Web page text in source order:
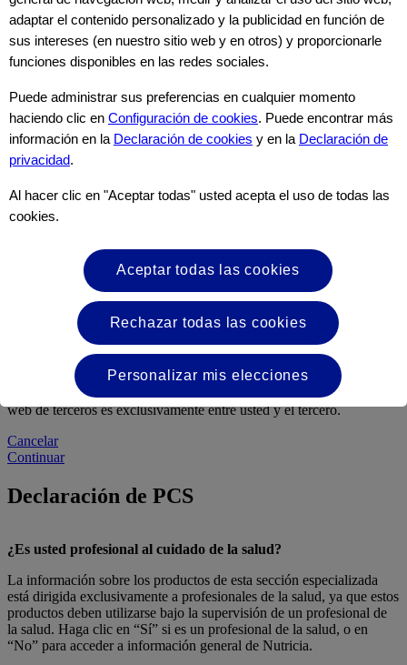
Usted está a punto de abandonar el sitio web de
Nutricia Export B.V. ("Nutricia") y acceder a un
sitio web de terceros.
Antes de continuar, queremos informarle lo siguiente:
1. El sitio web de terceros al que está accediendo no es operado ni
controlado por Nutricia.
2. Nutricia no es responsable del contenido, servicios o productos
ofrecidos en el sitio web de terceros.
3. Cualquier transacción o interacción que usted tenga en el sitio
web de terceros es exclusivamente entre usted y el tercero.
Cancelar
Continuar
Declaración de PCS
¿Es usted profesional al cuidado de la salud?
La información sobre los productos de esta sección especializada
está dirigida exclusivamente a profesionales de la salud, ya que estos
productos deben utilizarse bajo la supervisión de un profesional de
la salud. Haga clic en “Sí” si es un profesional de la salud, o en
“No” para acceder a información general de Nutricia.
adaptar el contenido personalizado y la publicidad en función de
sus intereses (en nuestro sitio web y en otros) y proporcionarle
funciones disponibles en las redes sociales.
Puede administrar sus preferencias en cualquier momento
haciendo clic en Configuración de cookies. Puede encontrar más
información en la Declaración de cookies y en la Declaración de
privacidad.
Al hacer clic en "Aceptar todas" usted acepta el uso de todas las
cookies.
Aceptar todas las cookies
Rechazar todas las cookies
Personalizar mis elecciones